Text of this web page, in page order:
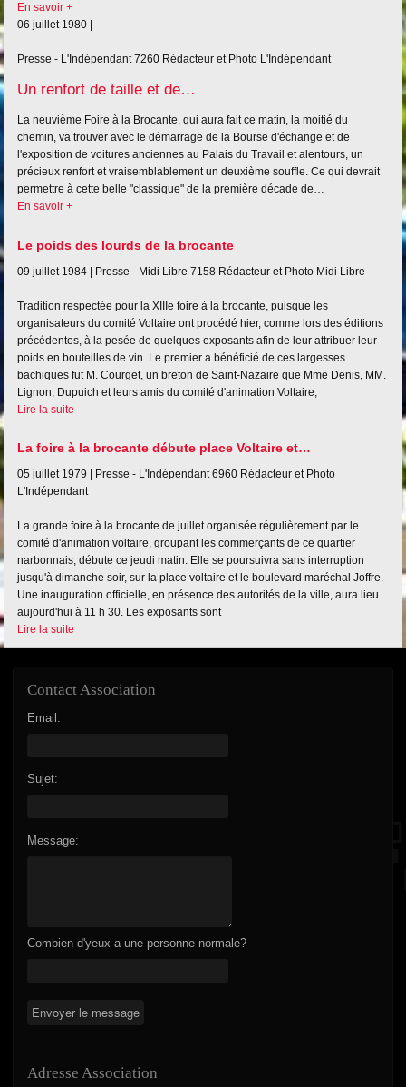
En savoir +
06 juillet 1980 |
Presse - L'Indépendant 7260 Rédacteur et Photo L'Indépendant
Un renfort de taille et de…
La neuvième Foire à la Brocante, qui aura fait ce matin, la moitié du
chemin, va trouver avec le démarrage de la Bourse d'échange et de
l'exposition de voitures anciennes au Palais du Travail et alentours, un
précieux renfort et vraisemblablement un deuxième souffle. Ce qui devrait
permettre à cette belle "classique" de la première décade de…
En savoir +
Le poids des lourds de la brocante
09 juillet 1984 | Presse - Midi Libre 7158 Rédacteur et Photo Midi Libre
Tradition respectée pour la XIIIe foire à la brocante, puisque les
organisateurs du comité Voltaire ont procédé hier, comme lors des éditions
précédentes, à la pesée de quelques exposants afin de leur attribuer leur
poids en bouteilles de vin. Le premier a bénéficié de ces largesses
bachiques fut M. Courget, un breton de Saint-Nazaire que Mme Denis, MM.
Lignon, Dupuich et leurs amis du comité d'animation Voltaire,
Lire la suite
La foire à la brocante débute place Voltaire et…
05 juillet 1979 | Presse - L'Indépendant 6960 Rédacteur et Photo
L'Indépendant
La grande foire à la brocante de juillet organisée régulièrement par le
comité d'animation voltaire, groupant les commerçants de ce quartier
narbonnais, débute ce jeudi matin. Elle se poursuivra sans interruption
jusqu'à dimanche soir, sur la place voltaire et le boulevard maréchal Joffre.
Une inauguration officielle, en présence des autorités de la ville, aura lieu
aujourd'hui à 11 h 30. Les exposants sont
Lire la suite
Contact Association
Email:
Sujet:
Message:
Combien d'yeux a une personne normale?
Adresse Association